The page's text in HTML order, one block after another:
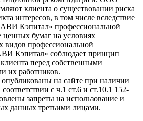
клиента о существовании риска
интересов, в том числе вследствие
Кэпитал» профессиональной
ценных бумаг на условиях
видов профессиональной
Кэпитал» соблюдает принцип
перед собственными
их работников.
на сайте при наличии
с ч.1 ст.6 и ст.10.1 152-
запреты на использование и
данных третьими лицами.